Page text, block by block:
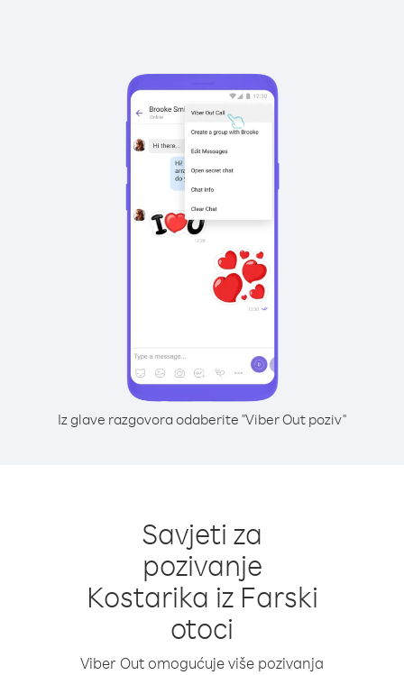
Iz glave razgovora odaberite "Viber Out poziv"
Savjeti za
pozivanje
Kostarika iz Farski
otoci
Viber Out omogućuje više pozivanja